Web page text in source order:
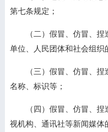
第七条规定；
（二）假冒、仿冒、
单位、人民团体和社会组织
（三）假冒、仿冒、
名称、标识等；
（四）假冒、仿冒、
视机构、通讯社等新闻媒体